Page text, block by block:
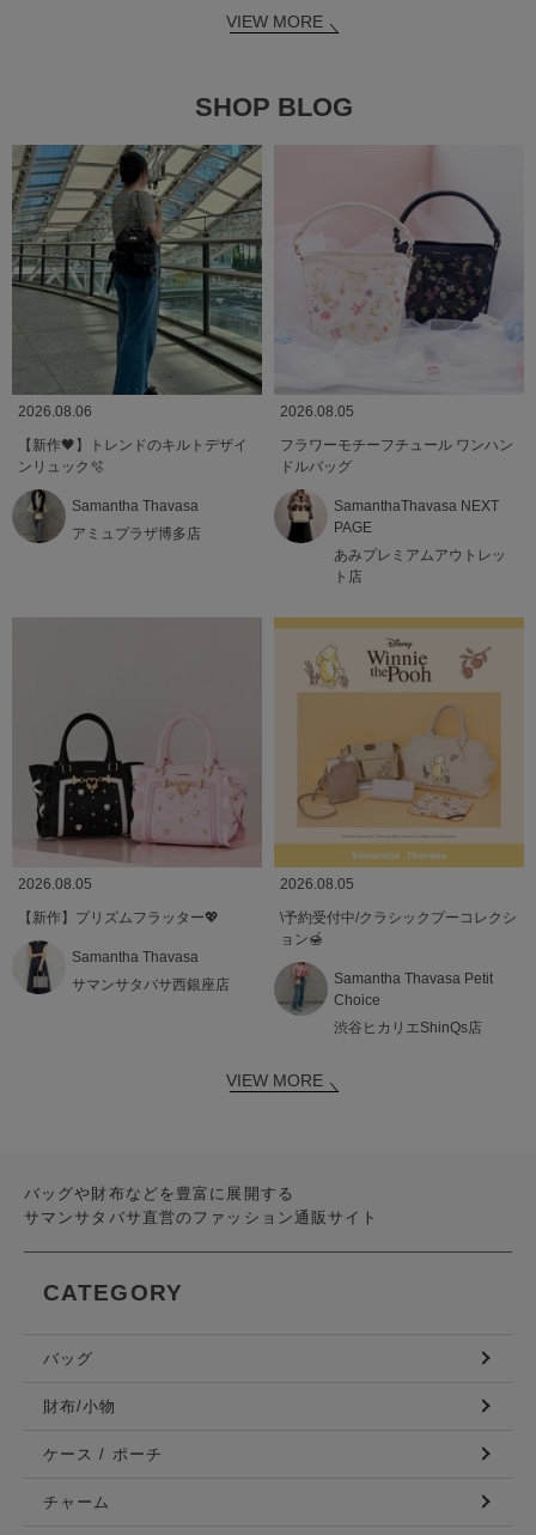
VIEW MORE
SHOP BLOG
2026.08.06
【新作🖤】トレンドのキルトデザイ
ンリュック🫧
Samantha Thavasa
アミュプラザ博多店
2026.08.05
フラワーモチーフチュール ワンハン
ドルバッグ
SamanthaThavasa NEXT
PAGE
あみプレミアムアウトレッ
ト店
2026.08.05
【新作】プリズムフラッター💖
Samantha Thavasa
サマンサタバサ西銀座店
2026.08.05
\予約受付中/クラシックプーコレクシ
ョン🍯
Samantha Thavasa Petit
Choice
渋谷ヒカリエShinQs店
VIEW MORE
バッグや財布などを豊富に展開する
サマンサタバサ直営のファッション通販サイト
CATEGORY
バッグ
財布/小物
ケース / ポーチ
チャーム